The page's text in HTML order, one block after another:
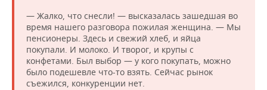
— Жалко, что снесли! — высказалась зашедшая во
время нашего разговора пожилая женщина. — Мы
пенсионеры. Здесь и свежий хлеб, и яйца
покупали. И молоко. И творог, и крупы с
конфетами. Был выбор — у кого покупать, можно
было подешевле что-то взять. Сейчас рынок
съежился, конкуренции нет.